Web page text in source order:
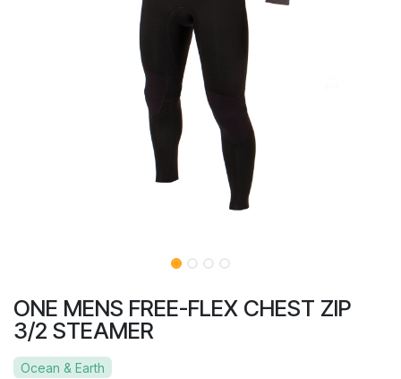
ONE MENS FREE-FLEX CHEST ZIP
3/2 STEAMER
Ocean & Earth